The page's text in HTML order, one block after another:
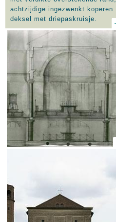
achtzijdige ingezwenkt koperen
deksel met driepaskruisje.